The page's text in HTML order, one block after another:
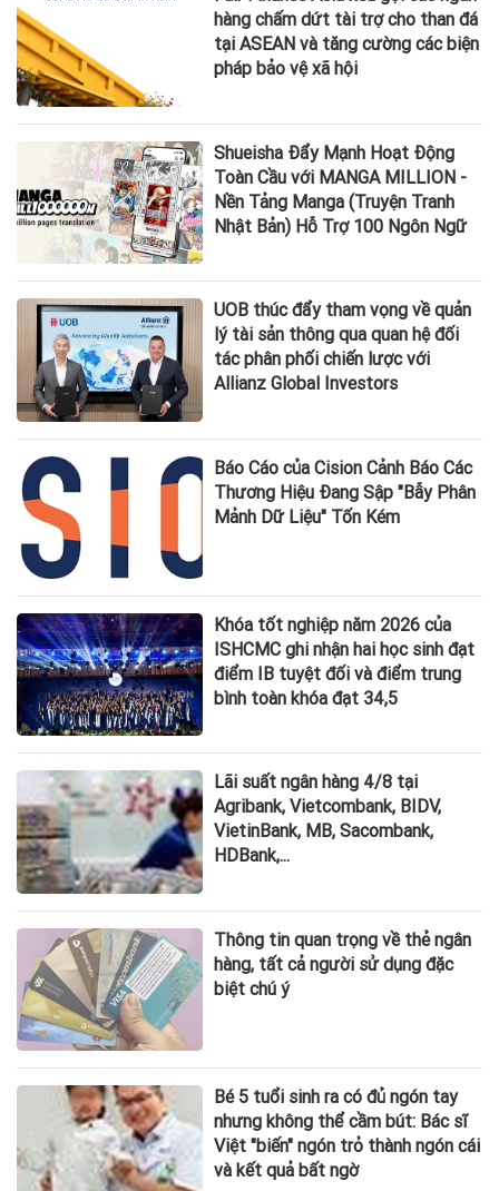
hàng chấm dứt tài trợ cho than đá
tại ASEAN và tăng cường các biện
pháp bảo vệ xã hội
Shueisha Đẩy Mạnh Hoạt Động
Toàn Cầu với MANGA MILLION -
Nền Tảng Manga (Truyện Tranh
Nhật Bản) Hỗ Trợ 100 Ngôn Ngữ
UOB thúc đẩy tham vọng về quản
lý tài sản thông qua quan hệ đối
tác phân phối chiến lược với
Allianz Global Investors
Báo Cáo của Cision Cảnh Báo Các
Thương Hiệu Đang Sập "Bẫy Phân
Mảnh Dữ Liệu" Tốn Kém
Khóa tốt nghiệp năm 2026 của
ISHCMC ghi nhận hai học sinh đạt
điểm IB tuyệt đối và điểm trung
bình toàn khóa đạt 34,5
Lãi suất ngân hàng 4/8 tại
Agribank, Vietcombank, BIDV,
VietinBank, MB, Sacombank,
HDBank,...
Thông tin quan trọng về thẻ ngân
hàng, tất cả người sử dụng đặc
biệt chú ý
Bé 5 tuổi sinh ra có đủ ngón tay
nhưng không thể cầm bút: Bác sĩ
Việt "biến" ngón trỏ thành ngón cái
và kết quả bất ngờ